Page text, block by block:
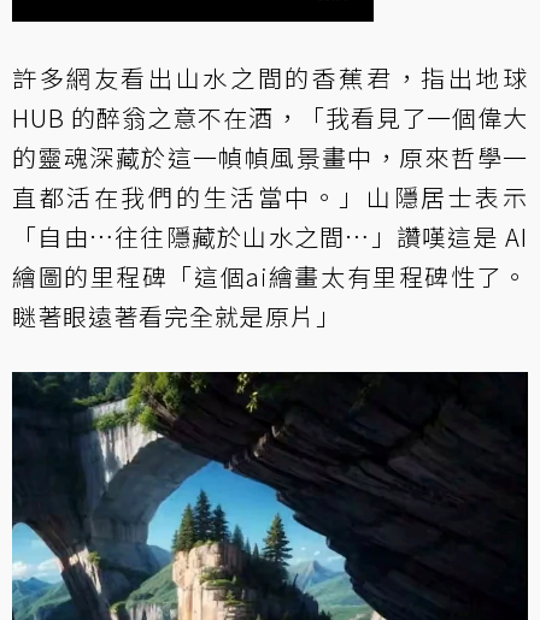
許多網友看出山水之間的香蕉君，指出地球
HUB 的醉翁之意不在酒，「我看見了一個偉大
的靈魂深藏於這一幀幀風景畫中，原來哲學一
直都活在我們的生活當中。」山隱居士表示
「自由…往往隱藏於山水之間…」讚嘆這是 AI
繪圖的里程碑「這個ai繪畫太有里程碑性了。
瞇著眼遠著看完全就是原片」